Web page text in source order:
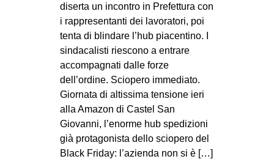
SPORT POPOLARE
MOVIMENTI
AMBIENTE
ANTIFASCISMO
GENERI
MIGRAZIONI
diserta un incontro in Prefettura con
i rappresentanti dei lavoratori, poi
tenta di blindare l’hub piacentino. I
sindacalisti riescono a entrare
accompagnati dalle forze
dell’ordine. Sciopero immediato.
Giornata di altissima tensione ieri
alla Amazon di Castel San
Giovanni, l’enorme hub spedizioni
già protagonista dello sciopero del
Black Friday: l’azienda non si è […]